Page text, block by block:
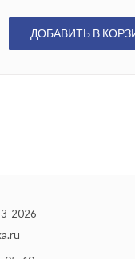
ДОБАВИТЬ В
2026